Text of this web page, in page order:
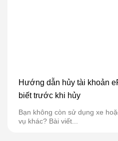
Hướng dẫn hủy tài khoản
biết trước khi hủy
Bạn không còn sử dụng xe
vụ khác? Bài viết...